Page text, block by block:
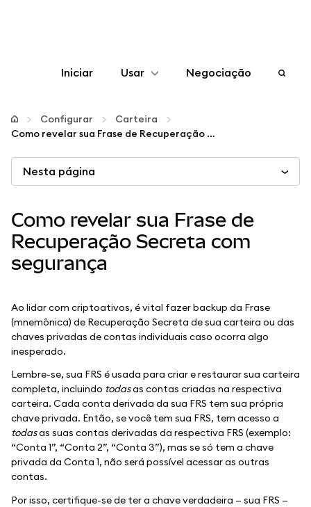
Iniciar Usar
Configurar
Mais web3
Fique em segurança
Negociação
Configurar
Carteira
Como revelar sua Frase de Recuperação Secreta com segurança
Nesta página
Como revelar sua Frase de
Recuperação Secreta com
segurança
Ao lidar com criptoativos, é vital fazer backup da Frase
(mnemônica) de Recuperação Secreta de sua carteira ou das
chaves privadas de contas individuais caso ocorra algo
inesperado.
Lembre-se, sua FRS é usada para criar e restaurar sua carteira
completa, incluindo todasas contas criadas na respectiva
carteira. Cada conta derivada da sua FRS tem sua própria
chave privada. Então, se você tem sua FRS, tem acesso a
todasas suas contas derivadas da respectiva FRS (exemplo:
“Conta 1”, “Conta 2”, “Conta 3”), mas se só tem a chave
privada da Conta 1, não será possível acessar as outras
contas.
Por isso, certifique-se de ter a chave verdadeira — sua FRS —